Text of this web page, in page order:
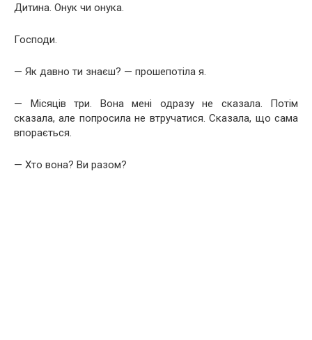
Дитина. Онук чи онука.
Господи.
— Як давно ти знаєш? — прошепотіла я.
— Місяців три. Вона мені одразу не сказала. Потім
сказала, але попросила не втручатися. Сказала, що сама
впорається.
— Хто вона? Ви разом?